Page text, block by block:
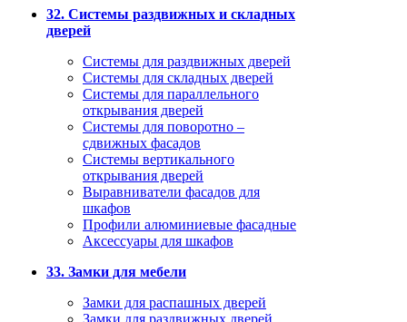
32. Системы раздвижных и складных
дверей
Системы для раздвижных дверей
Системы для складных дверей
Системы для параллельного
открывания дверей
Системы для поворотно –
сдвижных фасадов
Системы вертикального
открывания дверей
Выравниватели фасадов для
шкафов
Профили алюминиевые фасадные
Аксессуары для шкафов
33. Замки для мебели
Замки для распашных дверей
Замки для раздвижных дверей